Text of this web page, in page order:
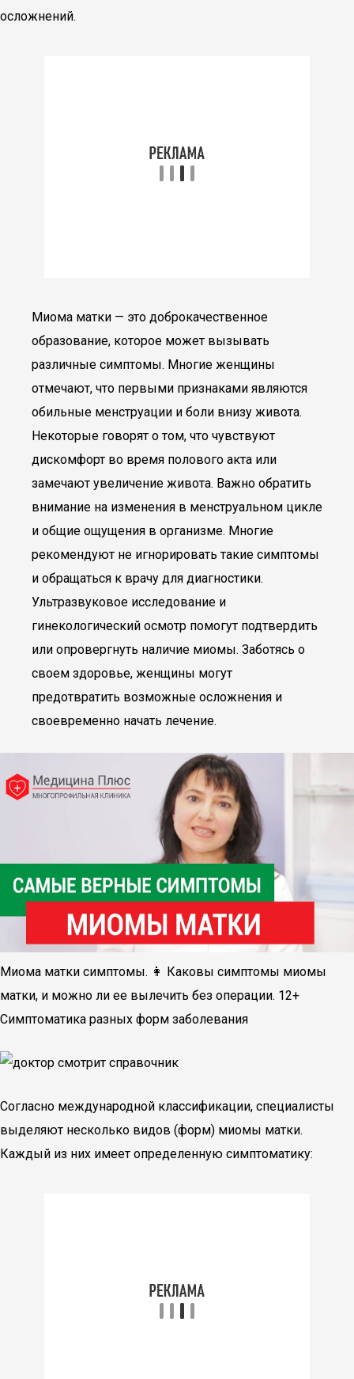
осложнений.
Миома матки — это доброкачественное
образование, которое может вызывать
различные симптомы. Многие женщины
отмечают, что первыми признаками являются
обильные менструации и боли внизу живота.
Некоторые говорят о том, что чувствуют
дискомфорт во время полового акта или
замечают увеличение живота. Важно обратить
внимание на изменения в менструальном цикле
и общие ощущения в организме. Многие
рекомендуют не игнорировать такие симптомы
и обращаться к врачу для диагностики.
Ультразвуковое исследование и
гинекологический осмотр помогут подтвердить
или опровергнуть наличие миомы. Заботясь о
своем здоровье, женщины могут
предотвратить возможные осложнения и
своевременно начать лечение.
Миома матки симптомы. 👩 Каковы симптомы миомы
матки, и можно ли ее вылечить без операции. 12+
Симптоматика разных форм заболевания
Согласно международной классификации, специалисты
выделяют несколько видов (форм) миомы матки.
Каждый из них имеет определенную симптоматику: